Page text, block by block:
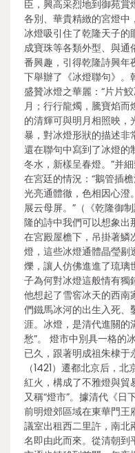
臣，興高采烈地到御苑賞
各別、華貴精緻的宮燈中
冰燈吸引住了乾隆天子的
成寶珠等各類外型、與通
番興趣，引得乾隆詩興年
下舉辦了《冰燈聯句》。
盛贊冰燈之華麗：“片片
月；行行龍燭，騰寶焰而
的清輝可與明月相照映，
暴，對冰燈形狀的描述非
還在聯句中寫到了冰燈的
冬水，新樣呈春燈。”并
在宮廷的情況：“鵝管插檐
光亮通體徹，色相因心澄
展云母屏。”（《乾隆御
隆的詩中我們可以想象出
在宮殿屋檐下，吊掛著鱗
燈，這些冰燈通體晶瑩剔
爍，讓人仿佛進進了琉璃
子為何對冰燈這般情有獨
他想起了雪窖冰天的西南
們鐵馬冰河的出生入死、
涯。冰燈，是清代進關的
愁”。 燈市中別具一格的
已久，跟著明成祖朱棣于
（1421）遷都北京后，
紅火，構成了不雅燈與貿
又稱“燈市”。據清代《日
前明燈郊區域在東華門王
議室出租西二里許，南北
名即由此而來。從清朝到